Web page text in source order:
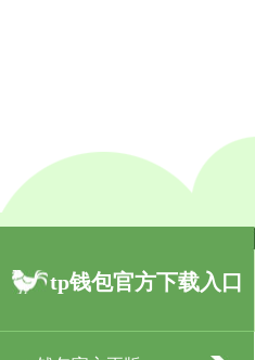
tp钱包官方下载入口